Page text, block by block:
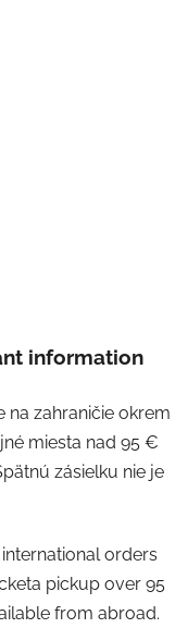
information
na zahraničie okrem
miesta nad 95 €
zásielku nie je
orders
pickup over 95
from abroad.